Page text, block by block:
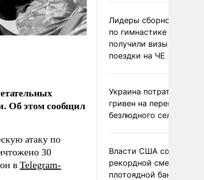
Об этом сообщил
атаку по
30
в Telegram-
Лидеры сборной
по гимнастике не
получили визы для
поездки на ЧЕ
Украина потратила 1
гривен на
безлюдного села
Власти США сообщили
рекордной смертности
плотоядной бактерии